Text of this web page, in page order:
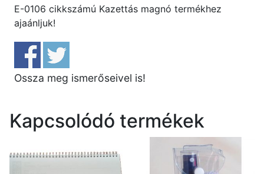
E-0106 cikkszámú Kazettás magnó termékhez
ajaánljuk!
Ossza meg ismerőseivel is!
Kapcsolódó termékek